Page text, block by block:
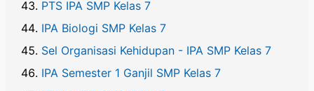
PTS IPA SMP Kelas 7
IPA Biologi SMP Kelas 7
Sel Organisasi Kehidupan - IPA SMP Kelas 7
IPA Semester 1 Ganjil SMP Kelas 7